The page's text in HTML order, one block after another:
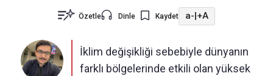
Özetle Dinle Kaydet a-|+A
İklim değişikliği sebebiyle dünyanın
farklı bölgelerinde etkili olan yüksek